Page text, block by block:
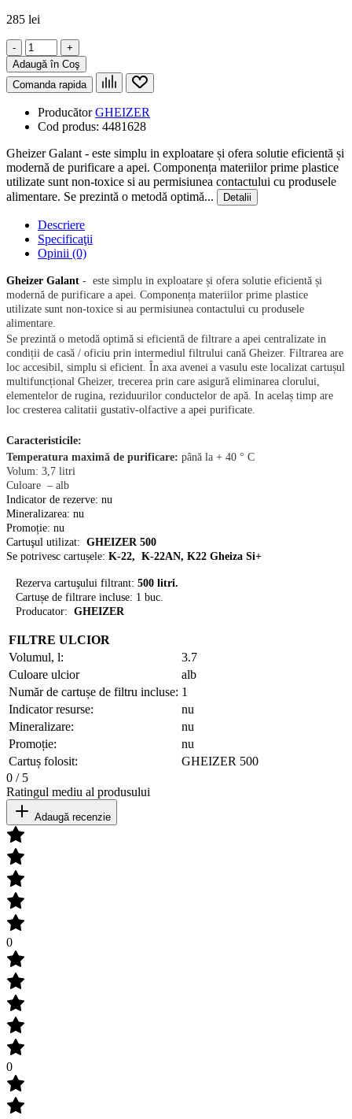
285 lei
-
+
Adaugă în Coş
Comanda rapida
ProducătorGHEIZER
Cod produs: 4481628
Gheizer Galant - este simplu in exploatare și ofera solutie eficientă și
modernă de purificare a apei. Componența materiilor prime plastice
utilizate sunt non-toxice si au permisiunea contactului cu produsele
alimentare. Se prezintă o metodă optimă...
Detalii
Descriere
Specificaţii
Opinii (0)
Gheizer Galant - este simplu in exploatare și ofera solutie eficientă și
modernă de purificare a apei. Componența materiilor prime plastice
utilizate sunt non-toxice si au permisiunea contactului cu produsele
alimentare.
Se prezintă o metodă optimă si eficientă de filtrare a apei centralizate in
condiții de casă / oficiu prin intermediul filtrului cană Gheizer. Filtrarea are
loc accesibil, simplu si eficient. În axa avenei a vasulu este localizat cartușul
multifuncțional Gheizer, trecerea prin care asigură eliminarea clorului,
elementelor de rugina, reziduurilor conductelor de apă. In acelaș timp are
loc cresterea calitatii gustativ-olfactive a apei purificate.
Сaracteristicile:
Temperatura maximă de purificare: până la + 40 ° C
Volum: 3,7 litri
Сuloare – alb
Indicator de rezerve: nu
Mineralizarea: nu
Promoție: nu
Cartuşul utilizat: GHEIZER 500
Se potrivesc cartușele: K-22, K-22AN, K22 Gheiza Si+
Rezerva cartuşului filtrant: 500 litri.
Cartușe de filtrare incluse: 1 buc.
Producator: GHEIZER
FILTRE ULCIOR
Volumul, l:
3.7
Culoare ulcior
alb
Număr de cartușe de filtru incluse: 1
Indicator resurse:
nu
Mineralizare:
nu
Promoție:
nu
Cartuș folosit:
GHEIZER 500
0 / 5
Ratingul mediu al produsului
Adaugă recenzie
0
0